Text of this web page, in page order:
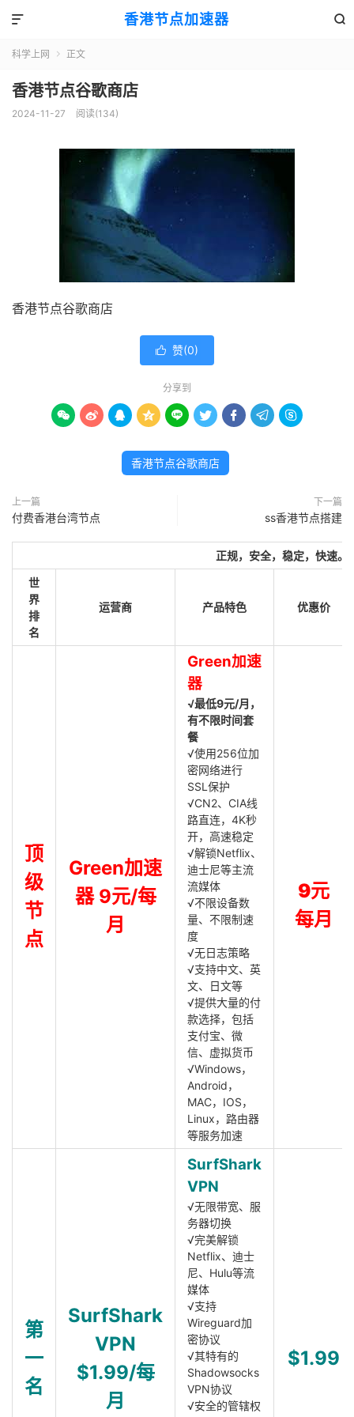
香港节点加速器 

科学上网  正文
香港节点谷歌商店
2024-11-27 阅读(134)
香港节点谷歌商店
 赞(0)
分享到
        
香港节点谷歌商店
上一篇
付费香港台湾节点
下一篇
ss香港节点搭建
正规，安全，稳定，快速。
世
界
排
名
运营商 产品特色 优惠价
顶
级
节
点
Green加速
器 9元/每
月
Green加速
器
√最低9元/月，
有不限时间套
餐
√使用256位加
密网络进行
SSL保护
√CN2、CIA线
路直连，4K秒
开，高速稳定
√解锁Netflix、
迪士尼等主流
流媒体
√不限设备数
量、不限制速
度
√无日志策略
√支持中文、英
文、日文等
√提供大量的付
款选择，包括
支付宝、微
信、虚拟货币
√Windows，
Android，
MAC，IOS，
Linux，路由器
等服务加速
9元
每月
第
一
名
SurfShark
VPN
$1.99/每
月
SurfShark
VPN
√无限带宽、服
务器切换
√完美解锁
Netflix、迪士
尼、Hulu等流
媒体
√支持
Wireguard加
密协议
√其特有的
Shadowsocks
VPN协议
√安全的管辖权
$1.99